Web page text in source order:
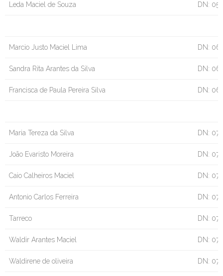
Leda Maciel de Souza DN:
Marcio Justo Maciel Lima DN:
Sandra Rita Arantes da Silva DN:
Francisca de Paula Pereira Silva DN:
Maria Tereza da Silva DN:
João Evaristo Moreira DN:
Caio Calheiros Maciel DN:
Antonio Carlos Ferreira DN:
Tarreco DN:
Waldir Arantes Maciel DN:
Waldirene de oliveira DN: